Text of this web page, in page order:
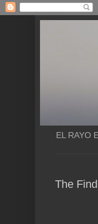
EL RAYO
The